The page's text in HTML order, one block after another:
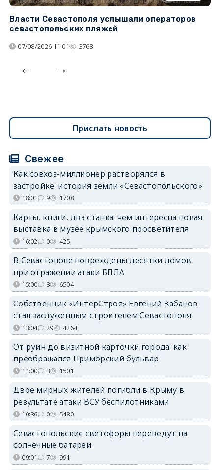
Власти Севастополя услышали операторов
севастопольских пляжей
07/08/2026 11:01 3768
Прислать новость
Свежее
Как совхоз-миллионер растворялся в
застройке: история земли «Севастопольского»
18:01 9 1708
Карты, книги, два станка: чем интересна новая
выставка в музее крымского просветителя
16:02 0 425
В Севастополе повреждены десятки домов
при отражении атаки БПЛА
15:00 8 6504
Собственник «ИнтерСтроя» Евгений Кабанов
стал заслуженным строителем Севастополя
13:04 29 4264
От руин до визитной карточки города: как
преображался Приморский бульвар
11:00 3 1501
Двое мирных жителей погибли в Крыму в
результате атаки ВСУ беспилотниками
10:36 0 5480
Севастопольские светофоры переведут на
солнечные батареи
09:01 7 991